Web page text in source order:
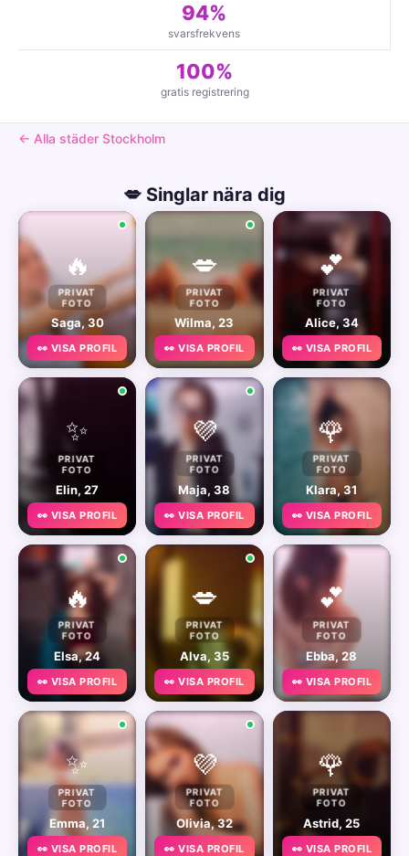
94%
svarsfrekvens
100%
gratis registrering
← Alla städer Stockholm
💋 Singlar nära dig
🔥
PRIVAT
FOTO
Saga, 30
👀 VISA PROFIL
💋
PRIVAT
FOTO
Wilma, 23
👀 VISA PROFIL
💕
PRIVAT
FOTO
Alice, 34
👀 VISA PROFIL
✨
PRIVAT
FOTO
Elin, 27
👀 VISA PROFIL
💜
PRIVAT
FOTO
Maja, 38
👀 VISA PROFIL
🌹
PRIVAT
FOTO
Klara, 31
👀 VISA PROFIL
🔥
PRIVAT
FOTO
Elsa, 24
👀 VISA PROFIL
💋
PRIVAT
FOTO
Alva, 35
👀 VISA PROFIL
💕
PRIVAT
FOTO
Ebba, 28
👀 VISA PROFIL
✨
PRIVAT
FOTO
Emma, 21
👀 VISA PROFIL
💜
PRIVAT
FOTO
Olivia, 32
👀 VISA PROFIL
🌹
PRIVAT
FOTO
Astrid, 25
👀 VISA PROFIL